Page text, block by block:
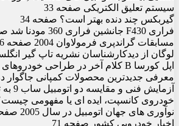
سیستم تعلیق الکتریکی صفحه 33
گیربکس چند دنده بهتر است؟ صفحه 34
فراری F430 جانشین فراری 360 مودنا شد صفحه 39
مسابقات گراندپری فرمولاوان 2004 صفحه 46
لوگان از دیدکارشناسان نشریه تاپ گیر
اپل کورسا B کلام آخر در طراحی خودروهای اسپرت صفحه 49
معرفی جدیدترین محصولات کمپانی جاگوار در سال 2005
آزمایش فنی و مقایسه دو اتومبیل ساب 9 به توان 3 و آئودی A4 صفحه 58
خودروی کانسپت، ایده ای یا مفهومی چیست؟
نوآوری های جهان اتومبیل در سال 2005 صفحه 65
اخبار خودرویی کشور صفحه 71